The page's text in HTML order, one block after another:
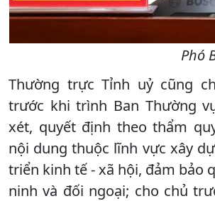
Phó
Thường trực Tỉnh uỷ cũng
trước khi trình Ban Thường
xét, quyết định theo thẩm
nội dung thuộc lĩnh vực xây
triển kinh tế - xã hội, đảm bảo
ninh và đối ngoại; cho chủ